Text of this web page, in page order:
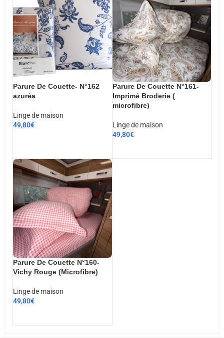
Parure De Couette- N°162
azuréa
Linge de maison
49,80€
Parure De Couette N°161-
Imprimé Broderie (
microfibre)
Linge de maison
49,80€
Parure De Couette N°160-
Vichy Rouge (Microfibre)
Linge de maison
49,80€